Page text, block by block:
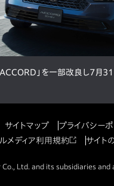
ACCORD」を一部改良し7月
サイトマップ
プライバシー
メディア利用規約
サイト
Ltd. and its subsidiaries and